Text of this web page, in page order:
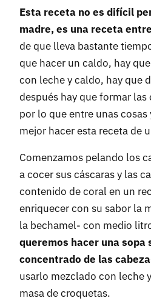
Esta receta no es difícil
madre, es una receta
de que lleva bastante
que hacer un caldo, hay
con leche y caldo, hay que
después hay que formar
por lo que entre unas cosas
mejor hacer esta receta de
Comenzamos pelando los
a cocer sus cáscaras y las
contenido de coral en un
enriquecer con su sabor la
la bechamel- con medio
queremos hacer una sopa
concentrado de las
usarlo mezclado con leche
masa de croquetas.